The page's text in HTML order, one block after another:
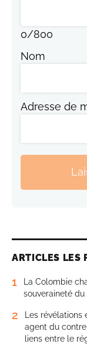
0/800
Nom
Adresse de
ARTICLES LES
1
La Colombie
souveraineté du
2
Les
agent du
liens entre le